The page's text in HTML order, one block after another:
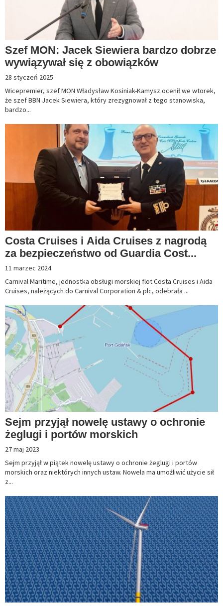
Szef MON: Jacek Siewiera bardzo dobrze
wywiązywał się z obowiązków
28 styczeń 2025
Wicepremier, szef MON Władysław Kosiniak-Kamysz ocenił we wtorek,
że szef BBN Jacek Siewiera, który zrezygnował z tego stanowiska,
bardzo...
Costa Cruises i Aida Cruises z nagrodą
za bezpieczeństwo od Guardia Cost...
11 marzec 2024
Carnival Maritime, jednostka obsługi morskiej flot Costa Cruises i Aida
Cruises, należących do Carnival Corporation & plc, odebrała ...
Sejm przyjął nowelę ustawy o ochronie
żeglugi i portów morskich
27 maj 2023
Sejm przyjął w piątek nowelę ustawy o ochronie żeglugi i portów
morskich oraz niektórych innych ustaw. Nowela ma umożliwić użycie sił
z...